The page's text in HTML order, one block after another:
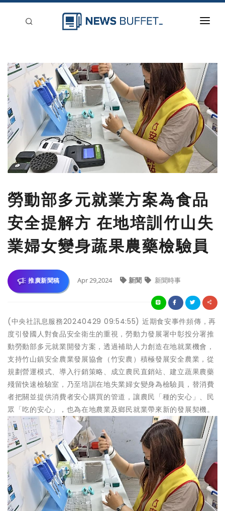
新聞稿分類
登入
刊登
勞動部多元就業方案為食品
安全提解方 在地培訓竹山失
業婦女變身蔬果農藥檢驗員
推廣新聞稿 Apr 29,2024 新聞 新聞時事
(中央社訊息服務20240429 09:54:55) 近期食安事件頻傳，再
度引發國人對食品安全衛生的重視，勞動力發展署中彰投分署推
動勞動部多元就業開發方案，透過補助人力創造在地就業機會，
支持竹山鎮安全農業發展協會（竹安農）積極發展安全農業，從
規劃營運模式、導入行銷策略、成立農民直銷站、建立蔬果農藥
殘留快速檢驗室，乃至培訓在地失業婦女變身為檢驗員，替消費
者把關並提供消費者安心購買的管道，讓農民「種的安心」、民
眾「吃的安心」，也為在地農業及鄉民就業帶來新的發展契機。